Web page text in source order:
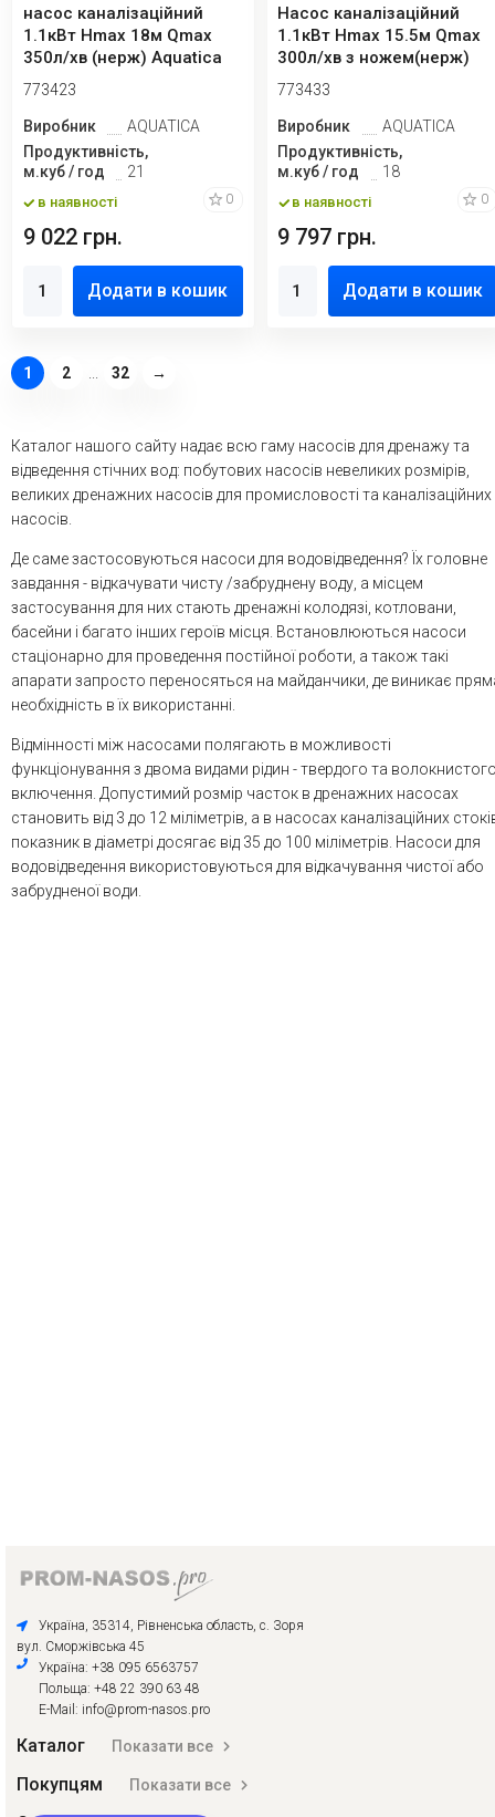
насос каналізаційний
1.1кВт Hmax 18м Qmax
350л/хв (нерж) Aquatica
773423
Виробник
AQUATICA
Продуктивність,
м.куб / год
21
в наявності 0
9 022 грн.
Додати в кошик
Насос каналізаційний
1.1кВт Hmax 15.5м Qmax
300л/хв з ножем(нерж)
773433
Виробник
AQUATICA
Продуктивність,
м.куб / год
18
в наявності 0
9 797 грн.
Додати в кошик
1 2 ... 32 →
Каталог нашого сайту надає всю гаму насосів для дренажу та
відведення стічних вод: побутових насосів невеликих розмірів,
великих дренажних насосів для промисловості та каналізаційних
насосів.
Де саме застосовуються насоси для водовідведення? Їх головне
завдання - відкачувати чисту /забруднену воду, а місцем
застосування для них стають дренажні колодязі, котловани,
басейни і багато інших героїв місця. Встановлюються насоси
стаціонарно для проведення постійної роботи, а також такі
апарати запросто переносяться на майданчики, де виникає
необхідність в їх використанні.
Відмінності між насосами полягають в можливості
функціонування з двома видами рідин - твердого та
включення. Допустимий розмір часток в дренажних насосах
становить від 3 до 12 міліметрів, а в насосах каналізаційних
показник в діаметрі досягає від 35 до 100 міліметрів. Насоси для
водовідведення використовуються для відкачування чистої або
забрудненої води.
Україна, 35314, Рівненська область, с. Зоря
вул. Сморжівська 45
Україна: +38 095 6563757
Польща: +48 22 390 63 48
E-Mail: info@prom-nasos.pro
Каталог Показати все
Покупцям Показати все